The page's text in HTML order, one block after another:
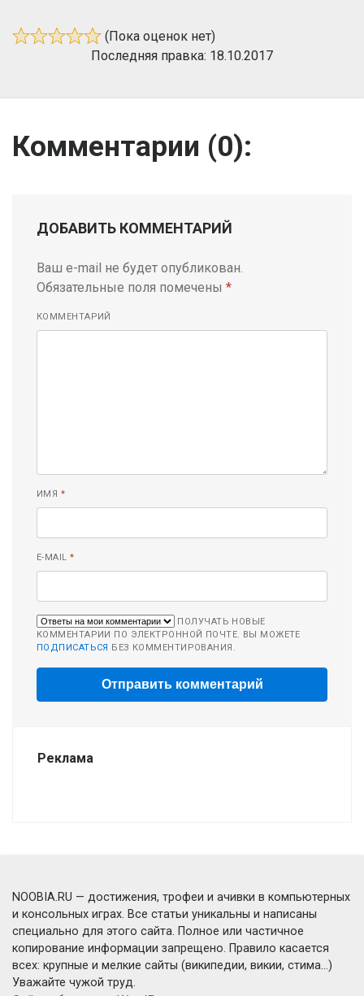
(Пока оценок нет)
Последняя правка: 18.10.2017
Комментарии (0):
ДОБАВИТЬ КОММЕНТАРИЙ
Ваш e-mail не будет опубликован.
Обязательные поля помечены *
КОММЕНТАРИЙ
ИМЯ *
E-MAIL*
ПОЛУЧАТЬ НОВЫЕ
КОММЕНТАРИИ ПО ЭЛЕКТРОННОЙ ПОЧТЕ. ВЫ МОЖЕТЕ
ПОДПИСАТЬСЯ БЕЗ КОММЕНТИРОВАНИЯ.
Реклама
NOOBIA.RU — достижения, трофеи и ачивки в компьютерных
и консольных играх. Все статьи уникальны и написаны
специально для этого сайта. Полное или частичное
копирование информации запрещено. Правило касается
всех: крупные и мелкие сайты (википедии, викии, стима...)
Уважайте чужой труд.